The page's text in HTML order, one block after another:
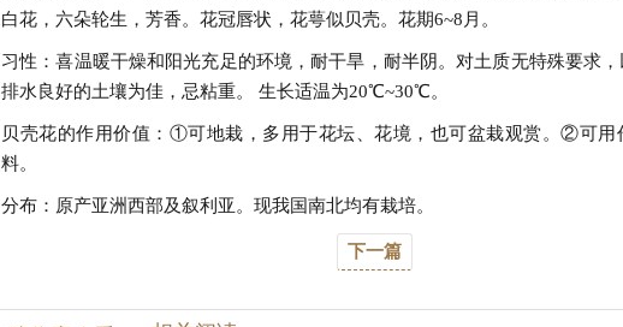
白花，六朵轮生，芳香。花冠唇状，花萼似贝壳。花期6~8月。
习性：喜温暖干燥和阳光充足的环境，耐干旱，耐半阴。对土质无特殊要求，
排水良好的土壤为佳，忌粘重。 生长适温为20℃~30℃。
贝壳花的作用价值：①可地栽，多用于花坛、花境，也可盆栽观赏。②可用
料。
分布：原产亚洲西部及叙利亚。现我国南北均有栽培。
下一篇